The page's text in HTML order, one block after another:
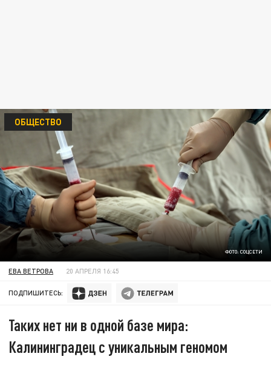
ФОТО: СОЦСЕТИ
ОБЩЕСТВО
ЕВА ВЕТРОВА 20 АПРЕЛЯ 16:45
ПОДПИШИТЕСЬ:
Таких нет ни в одной базе мира:
Калининградец с уникальным геномом